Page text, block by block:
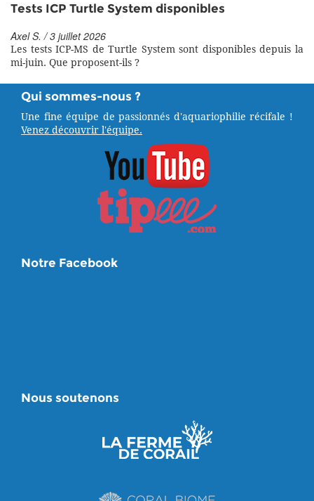
Tests ICP Turtle System disponibles
Axel S. / 3 juillet 2026
Les tests ICP-MS de Turtle System sont disponibles depuis la
mi-juin. Que proposent-ils ?
Qui sommes-nous ?
Une fine équipe de passionnés d'aquariophilie récifale !
Venez découvrir l'équipe.
Notre Facebook
Nous soutenons